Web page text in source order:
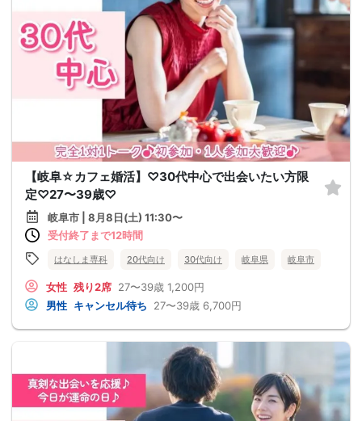
【岐阜☆カフェ婚活】♡30代中心で出会いたい方限
定♡27〜39歳♡
岐阜市 | 8月8日(土) 11:30〜
受付終了まで12時間
はなしま専科 20代向け 30代向け 岐阜県 岐阜市
女性 残り2席 27〜39歳 1,200円
男性 キャンセル待ち 27〜39歳 6,700円